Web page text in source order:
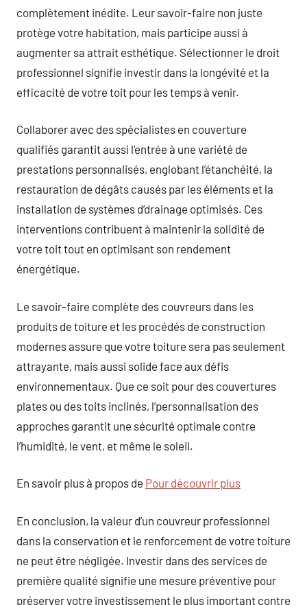
complètement inédite. Leur savoir-faire non juste
protège votre habitation, mais participe aussi à
augmenter sa attrait esthétique. Sélectionner le droit
professionnel signifie investir dans la longévité et la
efficacité de votre toit pour les temps à venir.
Collaborer avec des spécialistes en couverture
qualifiés garantit aussi l’entrée à une variété de
prestations personnalisés, englobant l’étanchéité, la
restauration de dégâts causés par les éléments et la
installation de systèmes d’drainage optimisés. Ces
interventions contribuent à maintenir la solidité de
votre toit tout en optimisant son rendement
énergétique.
Le savoir-faire complète des couvreurs dans les
produits de toiture et les procédés de construction
modernes assure que votre toiture sera pas seulement
attrayante, mais aussi solide face aux défis
environnementaux. Que ce soit pour des couvertures
plates ou des toits inclinés, l’personnalisation des
approches garantit une sécurité optimale contre
l’humidité, le vent, et même le soleil.
En savoir plus à propos de Pour découvrir plus
En conclusion, la valeur d’un couvreur professionnel
dans la conservation et le renforcement de votre toiture
ne peut être négligée. Investir dans des services de
première qualité signifie une mesure préventive pour
préserver votre investissement le plus important contre